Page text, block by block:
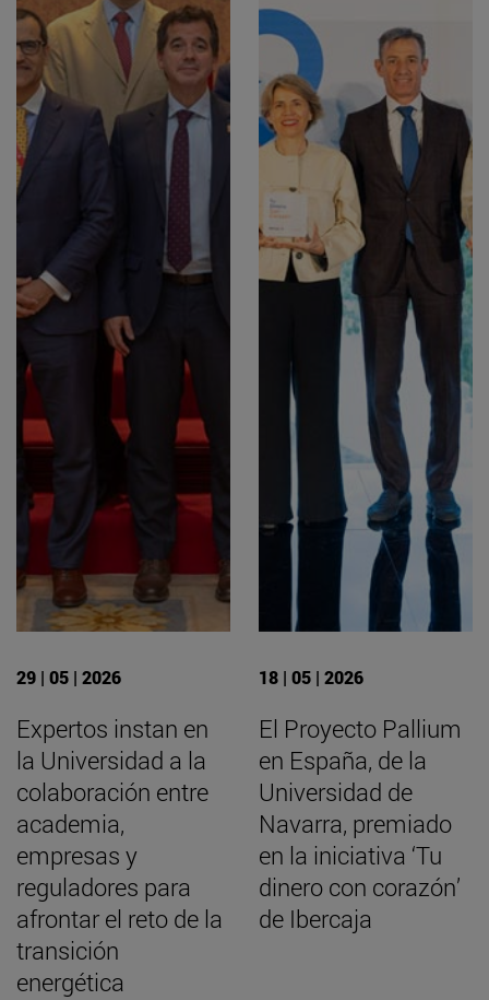
29 | 05 | 2026
Expertos instan en
la Universidad a la
colaboración entre
academia,
empresas y
reguladores para
afrontar el reto de la
transición
energética
18 | 05 | 2026
El Proyecto Pallium
en España, de la
Universidad de
Navarra, premiado
en la iniciativa ‘Tu
dinero con corazón’
de Ibercaja